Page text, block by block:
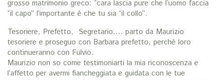
grosso matrimonio greco: “cara lascia pure che l’uomo faccia
“il capo” l’importante è che tu sia “il collo”.
Tesoriere, Prefetto, Segretario…. parto da Maurizio
tesoriere e proseguo con Barbara prefetto, perchè loro
continueranno con Fulvio.
Maurizio non so come testimoniarti la mia riconoscenza e
l’affetto per avermi fiancheggiata e guidata con le tue